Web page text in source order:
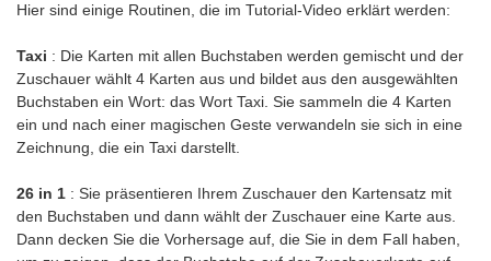
Hier sind einige Routinen, die im Tutorial-Video erklärt werden:
Taxi : Die Karten mit allen Buchstaben werden gemischt und der
Zuschauer wählt 4 Karten aus und bildet aus den ausgewählten
Buchstaben ein Wort: das Wort Taxi. Sie sammeln die 4 Karten
ein und nach einer magischen Geste verwandeln sie sich in eine
Zeichnung, die ein Taxi darstellt.
26 in 1 : Sie präsentieren Ihrem Zuschauer den Kartensatz mit
den Buchstaben und dann wählt der Zuschauer eine Karte aus.
Dann decken Sie die Vorhersage auf, die Sie in dem Fall haben,